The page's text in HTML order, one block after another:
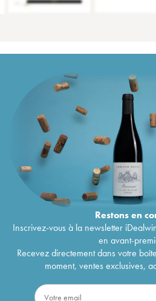
Restons en
Inscrivez-vous à la newsletter
en avant-
Recevez directement dans votre
moment, ventes exclusives,